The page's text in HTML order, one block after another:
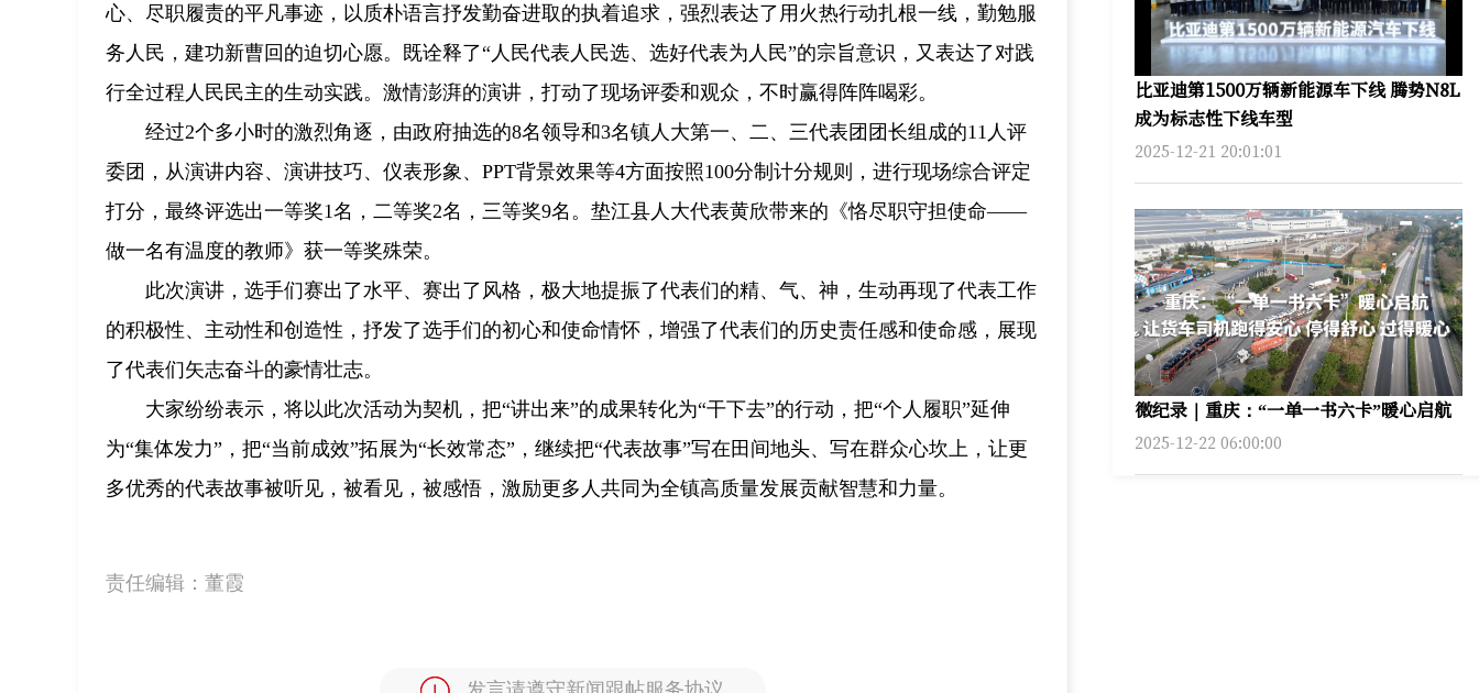
心、尽职履责的平凡事迹，以质朴语言抒发勤奋进取的执着追求，强烈表达了用火热行动扎根一线，勤勉服
务人民，建功新曹回的迫切心愿。既诠释了“人民代表人民选、选好代表为人民”的宗旨意识，又表达了对践
行全过程人民民主的生动实践。激情澎湃的演讲，打动了现场评委和观众，不时赢得阵阵喝彩。
经过2个多小时的激烈角逐，由政府抽选的8名领导和3名镇人大第一、二、三代表团团长组成的11人评
委团，从演讲内容、演讲技巧、仪表形象、PPT背景效果等4方面按照100分制计分规则，进行现场综合评定
打分，最终评选出一等奖1名，二等奖2名，三等奖9名。垫江县人大代表黄欣带来的《恪尽职守担使命——
做一名有温度的教师》获一等奖殊荣。
此次演讲，选手们赛出了水平、赛出了风格，极大地提振了代表们的精、气、神，生动再现了代表工作
的积极性、主动性和创造性，抒发了选手们的初心和使命情怀，增强了代表们的历史责任感和使命感，展现
了代表们矢志奋斗的豪情壮志。
大家纷纷表示，将以此次活动为契机，把“讲出来”的成果转化为“干下去”的行动，把“个人履职”延伸
为“集体发力”，把“当前成效”拓展为“长效常态”，继续把“代表故事”写在田间地头、写在群众心坎上，让更
多优秀的代表故事被听见，被看见，被感悟，激励更多人共同为全镇高质量发展贡献智慧和力量。
责任编辑： 董霞
比亚迪第1500万辆新能源车下线 腾势N8L
成为标志性下线车型
2025-12-21 20:01:01
微纪录｜重庆：“一单一书六卡”暖心启航
2025-12-22 06:00:00